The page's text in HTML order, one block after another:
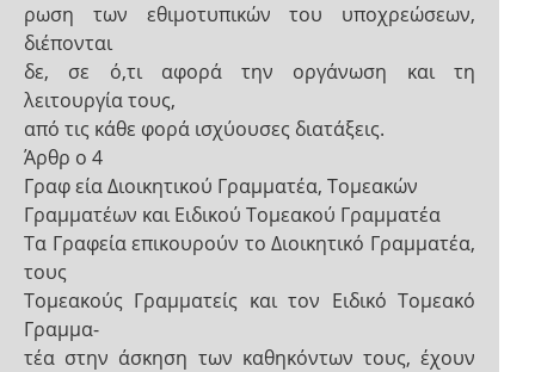
ρωση των εθιμοτυπικών του υποχρεώσεων,
διέπονται
δε, σε ό,τι αφορά την οργάνωση και τη
λειτουργία τους,
από τις κάθε φορά ισχύουσες διατάξεις.
Άρθρ ο 4
Γραφ εία Διοικητικού Γραμματέα, Τομεακών
Γραμματέων και Ειδικού Τομεακού Γραμματέα
Τα Γραφεία επικουρούν το Διοικητικό Γραμματέα,
τους
Τομεακούς Γραμματείς και τον Ειδικό Τομεακό
Γραμμα-
τέα στην άσκηση των καθηκόντων τους, έχουν